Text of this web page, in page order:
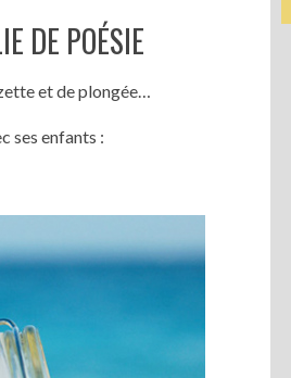
DE POÉSIE
et de plongée…
ses enfants :